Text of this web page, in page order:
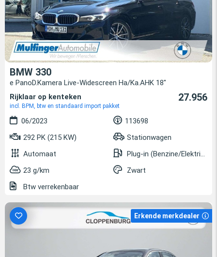
BMW 330
e PanoD.Kamera Live-Widescreen Ha/Ka.AHK 18"
Rijklaar op kenteken
incl. BPM, btw en standaard import pakket
27.956
06/2023
113698
292 PK (215 KW)
Stationwagen
Automaat
Plug-in (Benzine/Elektrisch)
23 g/km
Zwart
Btw verrekenbaar
Erkende merkdealer